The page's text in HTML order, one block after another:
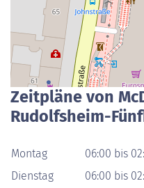
Zeitpläne von
Rudolfsheim-
Montag
06:00 bis
Dienstag
06:00 bis